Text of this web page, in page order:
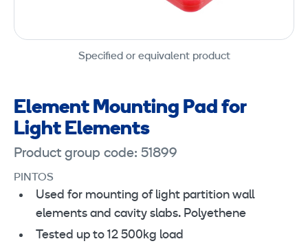
Specified or equivalent product
Element Mounting Pad for
Light Elements
Product group code: 51899
PINTOS
Used for mounting of light partition wall
elements and cavity slabs. Polyethene
Tested up to 12 500kg load